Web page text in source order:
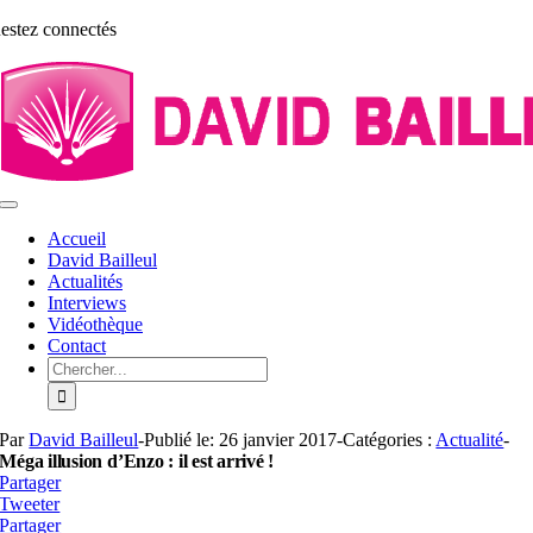
Aller
contenu
connectés
Toggle
NavigationAccueil
David Bailleul
Actualités
Interviews
Vidéothèque
Contact
Rechercher:
ParDavid Bailleul-Publié le: 26 janvier 2017-Catégories : Actualité-
Méga illusion d’Enzo : il est arrivé !
Partager
Tweeter
Partager